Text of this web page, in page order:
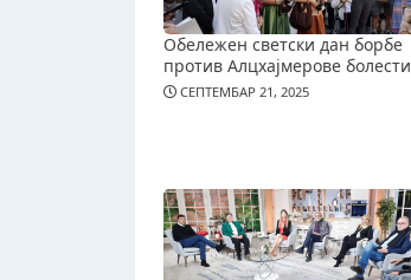
Обележен светски дан борбе
против Алцхајмерове болести
СЕПТЕМБАР 21, 2025